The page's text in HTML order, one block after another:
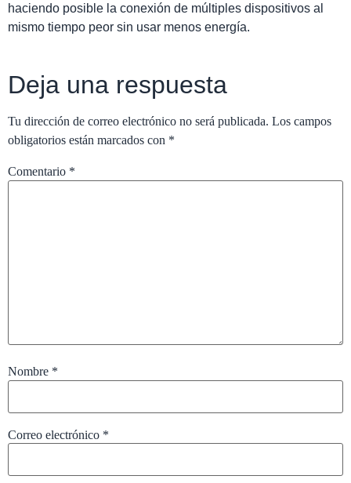
haciendo posible la conexión de múltiples dispositivos al
mismo tiempo peor sin usar menos energía.
Deja una respuesta
Tu dirección de correo electrónico no será publicada. Los campos
obligatorios están marcados con *
Comentario *
Nombre *
Correo electrónico *